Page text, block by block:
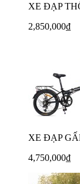
XE ĐẠP
2,850,000₫
XE ĐẠP
4,750,000₫